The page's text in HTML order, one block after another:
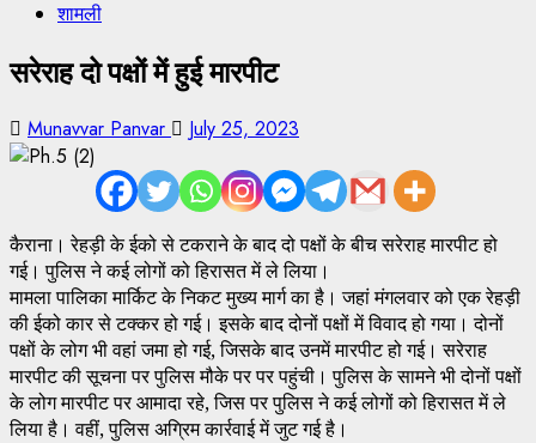
शामली
सरेराह दो पक्षों में हुई मारपीट
Munavvar Panvar July 25, 2023
कैराना। रेहड़ी के ईको से टकराने के बाद दो पक्षों के बीच सरेराह मारपीट हो
गई। पुलिस ने कई लोगों को हिरासत में ले लिया।
मामला पालिका मार्किट के निकट मुख्य मार्ग का है। जहां मंगलवार को एक रेहड़ी
की ईको कार से टक्कर हो गई। इसके बाद दोनों पक्षों में विवाद हो गया। दोनों
पक्षों के लोग भी वहां जमा हो गई, जिसके बाद उनमें मारपीट हो गई। सरेराह
मारपीट की सूचना पर पुलिस मौके पर पर पहुंची। पुलिस के सामने भी दोनों पक्षों
के लोग मारपीट पर आमादा रहे, जिस पर पुलिस ने कई लोगों को हिरासत में ले
लिया है। वहीं, पुलिस अग्रिम कार्रवाई में जुट गई है।